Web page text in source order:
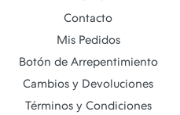
Contacto
Mis Pedidos
Botón de Arrepentimiento
Cambios y Devoluciones
Términos y Condiciones